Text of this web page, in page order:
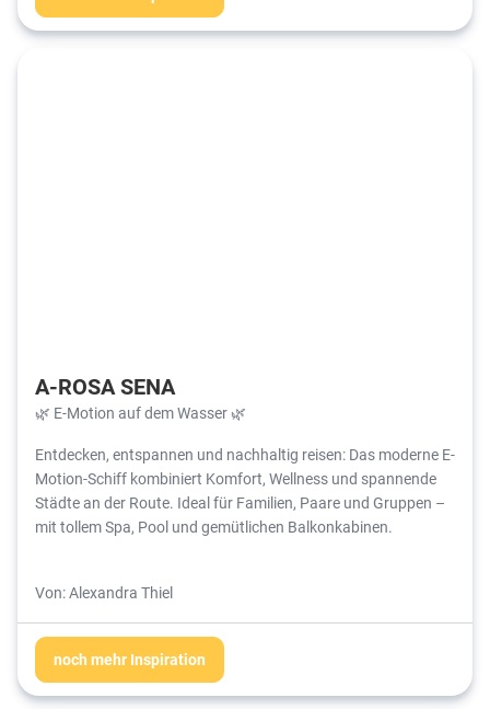
A-ROSA SENA
🌿 E-Motion auf dem Wasser 🌿
Entdecken, entspannen und nachhaltig reisen: Das moderne E-
Motion-Schiff kombiniert Komfort, Wellness und spannende
Städte an der Route. Ideal für Familien, Paare und Gruppen –
mit tollem Spa, Pool und gemütlichen Balkonkabinen.
Von: Alexandra Thiel
noch mehr Inspiration